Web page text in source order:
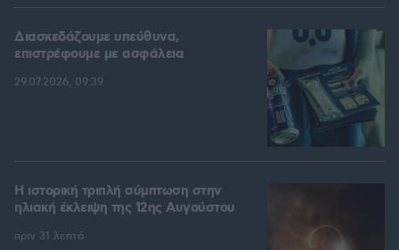
Διασκεδάζουμε υπεύθυνα,
επιστρέφουμε με ασφάλεια
29.07.2026, 09:39
Η ιστορική τριπλή σύμπτωση στην
ηλιακή έκλειψη της 12ης Αυγούστου
πριν 31 λεπτά